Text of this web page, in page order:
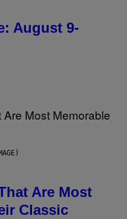
August 9-
Are Most
Classic